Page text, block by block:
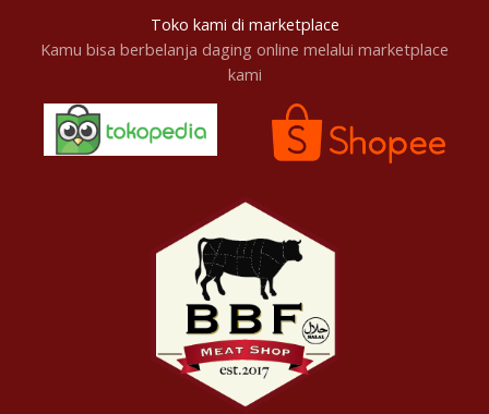
Toko kami di marketplace
Kamu bisa berbelanja daging online melalui marketplace
kami